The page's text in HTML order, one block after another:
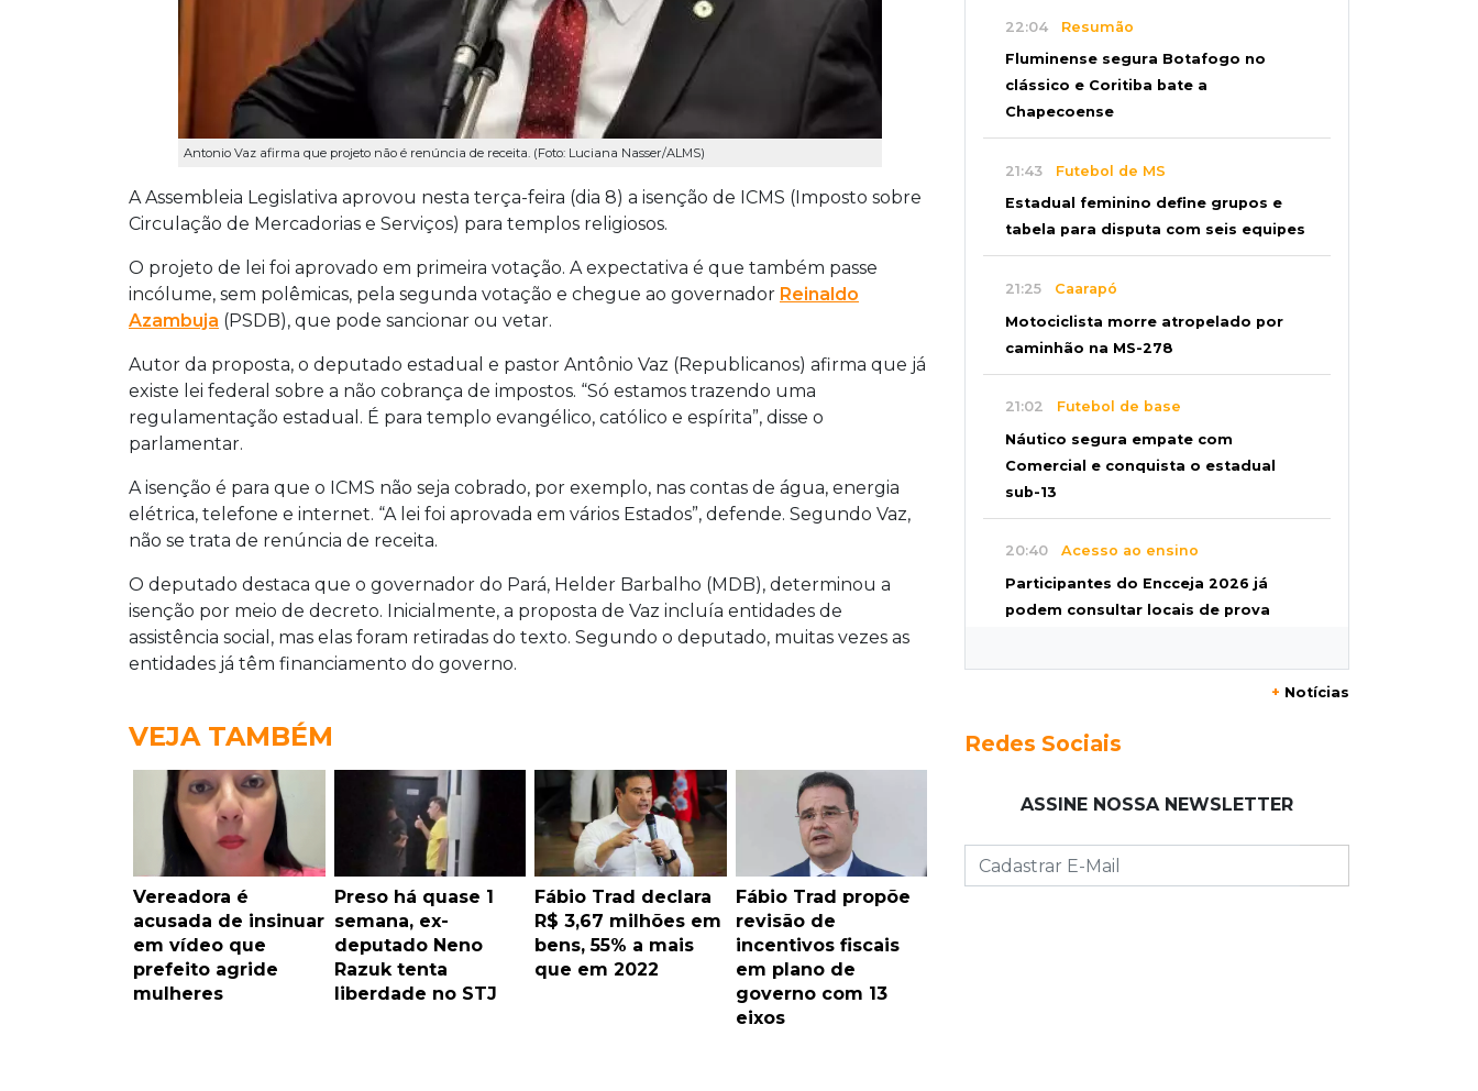
Antonio Vaz afirma que projeto não é renúncia de receita. (Foto: Luciana Nasser/ALMS)
A Assembleia Legislativa aprovou nesta terça-feira (dia 8) a isenção de ICMS (Imposto sobre
Circulação de Mercadorias e Serviços) para templos religiosos.
O projeto de lei foi aprovado em primeira votação. A expectativa é que também passe
incólume, sem polêmicas, pela segunda votação e chegue ao governador Reinaldo
Azambuja (PSDB), que pode sancionar ou vetar.
Autor da proposta, o deputado estadual e pastor Antônio Vaz (Republicanos) afirma que já
existe lei federal sobre a não cobrança de impostos. “Só estamos trazendo uma
regulamentação estadual. É para templo evangélico, católico e espírita”, disse o
parlamentar.
A isenção é para que o ICMS não seja cobrado, por exemplo, nas contas de água, energia
elétrica, telefone e internet. “A lei foi aprovada em vários Estados”, defende. Segundo Vaz,
não se trata de renúncia de receita.
O deputado destaca que o governador do Pará, Helder Barbalho (MDB), determinou a
isenção por meio de decreto. Inicialmente, a proposta de Vaz incluía entidades de
assistência social, mas elas foram retiradas do texto. Segundo o deputado, muitas vezes as
entidades já têm financiamento do governo.
VEJA TAMBÉM
Vereadora é
acusada de insinuar
em vídeo que
prefeito agride
mulheres
Preso há quase 1
semana, ex-
deputado Neno
Razuk tenta
liberdade no STJ
Fábio Trad declara
R$ 3,67 milhões em
bens, 55% a mais
que em 2022
Fábio Trad propõe
revisão de
incentivos fiscais
em plano de
governo com 13
eixos
22:04 Resumão
Fluminense segura Botafogo no
clássico e Coritiba bate a
Chapecoense
21:43 Futebol de MS
Estadual feminino define grupos e
tabela para disputa com seis equipes
21:25 Caarapó
Motociclista morre atropelado por
caminhão na MS-278
21:02 Futebol de base
Náutico segura empate com
Comercial e conquista o estadual
sub-13
20:40 Acesso ao ensino
Participantes do Encceja 2026 já
podem consultar locais de prova
20:29Pedro Gomes
jogo que vale acesso inédito à Série
A2
+ Notícias
Redes Sociais
ASSINE NOSSA NEWSLETTER